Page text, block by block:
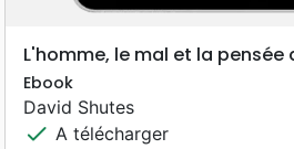
L'homme, le mal et la pensée
Ebook
David Shutes
check A télécharger